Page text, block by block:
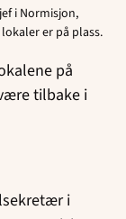
i Normisjon,
er på plass.
på
tilbake i
i